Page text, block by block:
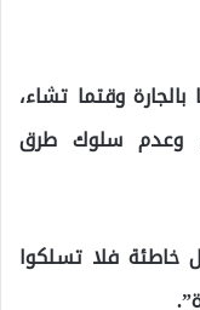
وقتما تشاء،
وعدم سلوك طرق
خاطئة فلا تسلكوا